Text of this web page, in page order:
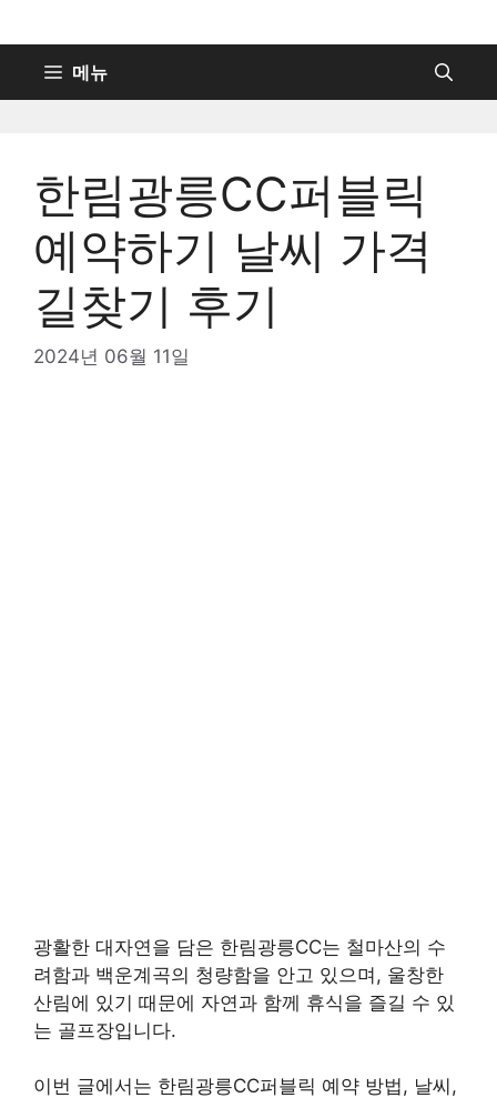
텐
로
메뉴
한림광릉CC퍼블릭
예약하기 날씨 가격
길찾기 후기
2024년 06월 11일
광활한 대자연을 담은 한림광릉CC는 철마산의 수
려함과 백운계곡의 청량함을 안고 있으며, 울창한
산림에 있기 때문에 자연과 함께 휴식을 즐길 수 있
는 골프장입니다.
이번 글에서는 한림광릉CC퍼블릭 예약 방법, 날씨,